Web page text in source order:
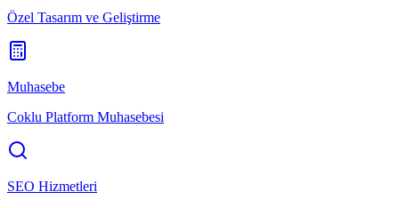
Özel Tasarım ve Geliştirme
Muhasebe
Coklu Platform Muhasebesi
SEO Hizmetleri